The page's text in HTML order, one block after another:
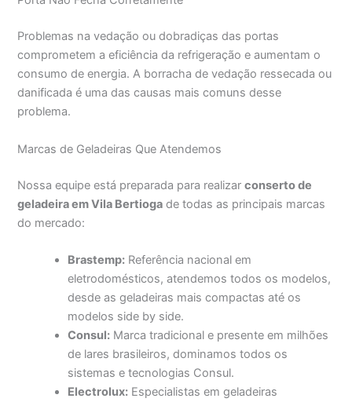
Problemas na vedação ou dobradiças das portas
comprometem a eficiência da refrigeração e aumentam o
consumo de energia. A borracha de vedação ressecada ou
danificada é uma das causas mais comuns desse
problema.
Marcas de Geladeiras Que Atendemos
Nossa equipe está preparada para realizarconserto de
geladeira em Vila Bertioga de todas as principais marcas
do mercado:
Brastemp: Referência nacional em
eletrodomésticos, atendemos todos os modelos,
desde as geladeiras mais compactas até os
modelos side by side.
Consul: Marca tradicional e presente em milhões
de lares brasileiros, dominamos todos os
sistemas e tecnologias Consul.
Electrolux: Especialistas em geladeiras